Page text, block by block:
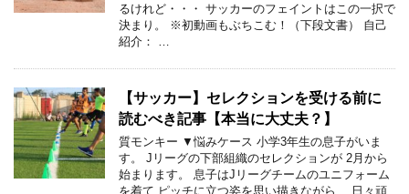
るけれど・・・ サッカーのフェイントはこの一択で
決まり。 ※初動画もぶちこむ！（下段文書） 自己
紹介： …
【サッカー】セレクションを受ける前に
読むべき記事【本当に大丈夫？】
質モンキー ▼悩みケース 小学3年生の息子がいま
す。 Jリーグの下部組織のセレクションが 2月から
始まります。 息子はJリーグチームのユニフォーム
を着て ピッチに立つ姿を思い描きながら、 日々頑